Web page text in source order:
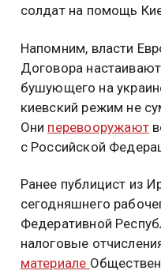
солдат на помощь
Напомним, власти
Договора
бушующего на
киевский режим не
Они перевооружают
с Российской
Ранее публицист из
сегодняшнего
Федеративной
налоговые
материале